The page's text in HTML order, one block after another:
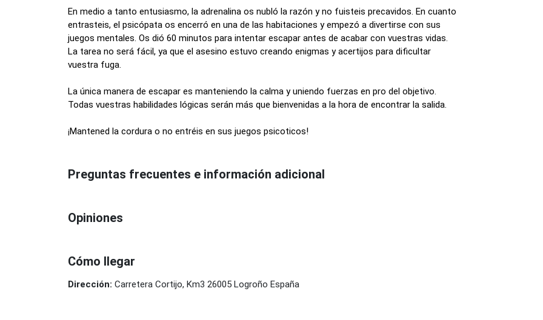
En medio a tanto entusiasmo, la adrenalina os nubló la razón y no fuisteis precavidos. En cuanto
entrasteis, el psicópata os encerró en una de las habitaciones y empezó a divertirse con sus
juegos mentales. Os dió 60 minutos para intentar escapar antes de acabar con vuestras vidas.
La tarea no será fácil, ya que el asesino estuvo creando enigmas y acertijos para dificultar
vuestra fuga.
La única manera de escapar es manteniendo la calma y uniendo fuerzas en pro del objetivo.
Todas vuestras habilidades lógicas serán más que bienvenidas a la hora de encontrar la salida.
¡Mantened la cordura o no entréis en sus juegos psicoticos!
Preguntas frecuentes e información adicional
Opiniones
Cómo llegar
Dirección: Carretera Cortijo, Km3 26005 Logroño España